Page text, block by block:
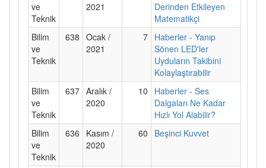
ve
Teknik
2021
Derinden Etkileyen
Matematikçi
Bilim
ve
Teknik
638 Ocak /
2021
7 Haberler - Yanıp
Sönen LED'ler
Uyduların Takibini
Kolaylaştırabilir
Bilim
ve
Teknik
637 Aralık /
2020
10
Haberler - Ses
Dalgaları Ne Kadar
Hızlı Yol Alabilir?
Bilim
ve
Teknik
636
Kasım /
2020
60 Beşinci Kuvvet